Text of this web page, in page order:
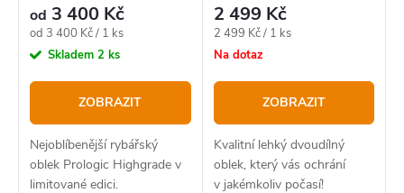
od 3 400 Kč
Měrná
cena:
od 3 400 Kč / 1 ks
Skladem 2 ks
ZOBRAZIT
Nejoblíbenější rybářský
oblek Prologic Highgrade v
limitované edici.
2 499 Kč
Měrná
cena:
2 499 Kč / 1 ks
Na dotaz
ZOBRAZIT
Kvalitní lehký dvoudílný
oblek, který vás ochrání
v jakémkoliv počasí!